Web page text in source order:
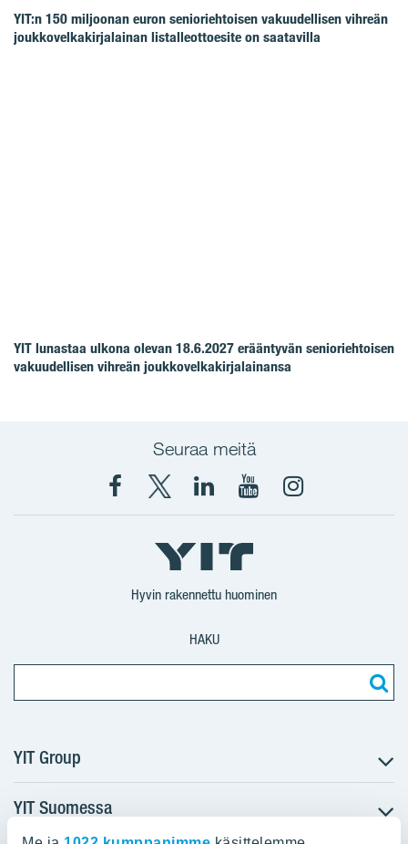
YIT:n 150 miljoonan euron senioriehtoisen vakuudellisen vihreän
joukkovelkakirjalainan listalleottoesite on saatavilla
YIT lunastaa ulkona olevan 18.6.2027 erääntyvän senioriehtoisen
vakuudellisen vihreän joukkovelkakirjalainansa
Seuraa meitä
Facebook
X
YIT
Suomi
YIT
Corporation
YIT
Corporation
Instagram
Hyvin rakennettu huominen
HAKU
YIT Group
Tietoa YIT:stä
Töihin meille
YIT Suomessa